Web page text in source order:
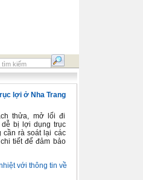
lợi ở Nha Trang
thửa, mở lối đi
dễ bị lợi dụng trục
cần rà soát lại các
tiết để đảm bảo
với thông tin về